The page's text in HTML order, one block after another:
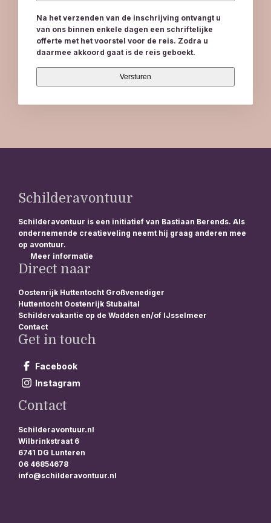
Na het verzenden van de inschrijving ontvangt u
van ons binnen enkele dagen een schriftelijke
offerte met het voorstel voor de reis. Zodra u
daarmee akkoord gaat is de reis geboekt.
Schilderavontuur
Schilderavontuur is een initiatief van Bastiaan Berends. Als
ondernemende creatieveling neemt hij graag anderen mee
op avontuur.
Meer informatie
Direct naar
Oostenrijk Huttentocht Großvenediger
Huttentocht Oostenrijk Stubaital
Schildervakantie op de Wadden en/of IJsselmeer
Contact
Get in touch
Facebook
Instagram
Contact
Schilderavontuur.nl
Wilbrinkstraat 6
6741 DG Lunteren
06 46854678
info@schilderavontuur.nl